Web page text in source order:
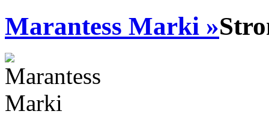
Marantess Marki »